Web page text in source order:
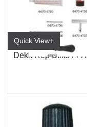
Quick View+